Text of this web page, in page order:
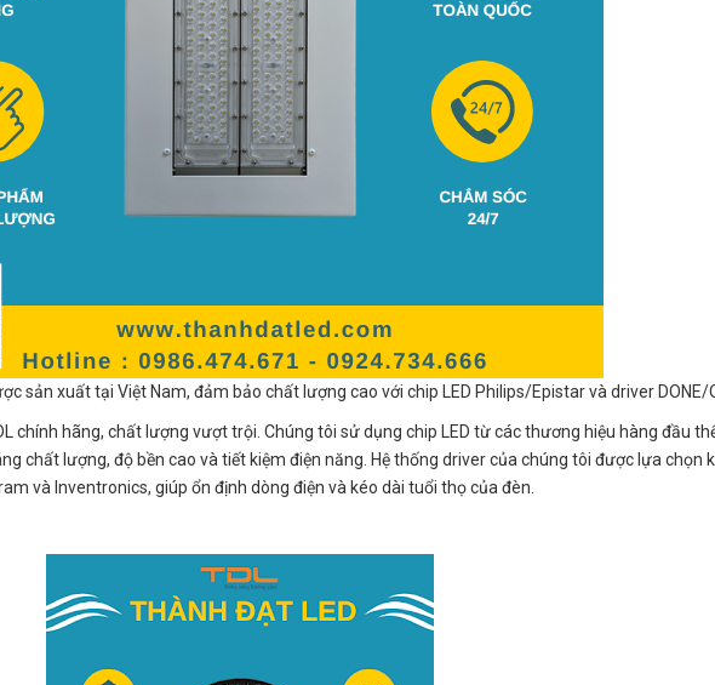
sản xuất tại Việt Nam, đảm bảo chất lượng cao với chip LED Philips/Epistar và driver DONE/
chính hãng, chất lượng vượt trội. Chúng tôi sử dụng chip LED từ các thương hiệu hàng đầu
chất lượng, độ bền cao và tiết kiệm điện năng. Hệ thống driver của chúng tôi được lựa chọn
và Inventronics, giúp ổn định dòng điện và kéo dài tuổi thọ của đèn.